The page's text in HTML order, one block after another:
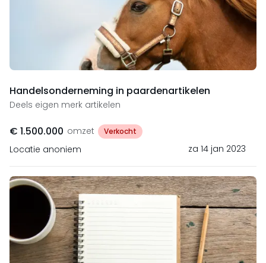
Handelsonderneming in paardenartikelen
Deels eigen merk artikelen
€ 1.500.000 omzet Verkocht
Locatie anoniem za 14 jan 2023